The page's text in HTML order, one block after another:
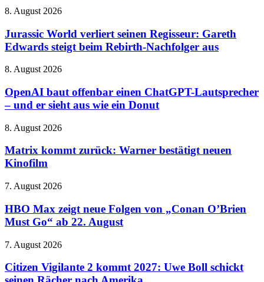
HARPOON
Kundenkonten
Jurassic
verliert
seinen
Regisseur:
Edwards
beim
Rebirth-
aus
8. August 2026
Jurassic World verliert seinen Regisseur: Gareth
Edwards steigt beim Rebirth-Nachfolger aus
OpenAI
offenbar
einen
ChatGPT-
–
er
sieht
wie
Donut
8. August 2026
OpenAI baut offenbar einen ChatGPT-Lautsprecher
– und er sieht aus wie ein Donut
Matrix
zurück:
Warner
bestätigt
Kinofilm
8. August 2026
Matrix kommt zurück: Warner bestätigt neuen
Kinofilm
HBO
zeigt
neue
Folgen
„Conan
Must
7. August 2026
HBO Max zeigt neue Folgen von „Conan O’Brien
Must Go“ ab 22. August
Citizen
2
kommt
7. August 2026
Citizen Vigilante 2 kommt 2027: Uwe Boll schickt